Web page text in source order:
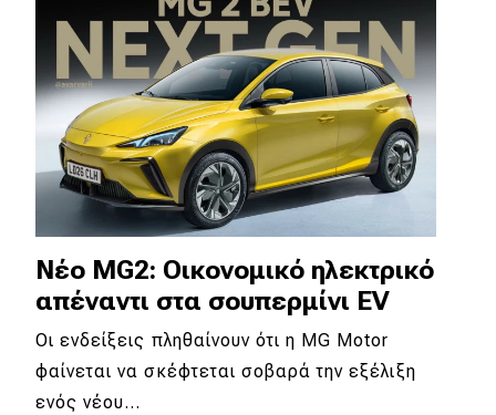
Νέο MG2: Οικονομικό ηλεκτρικό
απέναντι στα σουπερμίνι EV
Οι ενδείξεις πληθαίνουν ότι η MG Motor
φαίνεται να σκέφτεται σοβαρά την εξέλιξη
ενός νέου…